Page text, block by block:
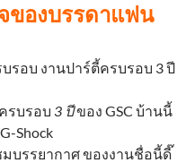
ของบรรดาแฟน
รอบ งานปาร์ตี้ครบรอบ 3 ปี
รบรอบ 3 ปีของ GSC บ้านนี้
Shock
บรรยากาศ ของงานชื่อนี้ดี๊